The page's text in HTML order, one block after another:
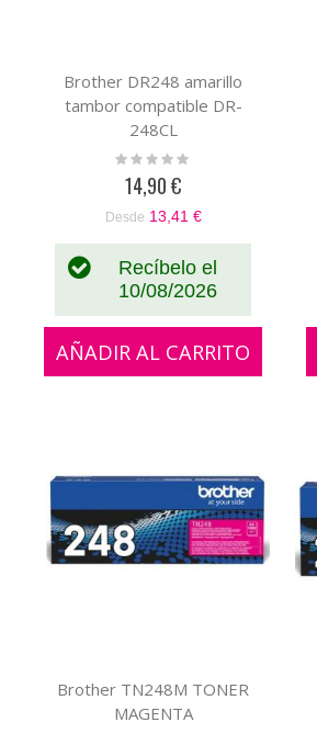
Brother DR248 amarillo
tambor compatible DR-
248CL
Rating:
14,90 €
Desde 13,41 €
Recíbelo el
10/08/2026
AÑADIR AL CARRITO
Brother TN248M TONER
MAGENTA